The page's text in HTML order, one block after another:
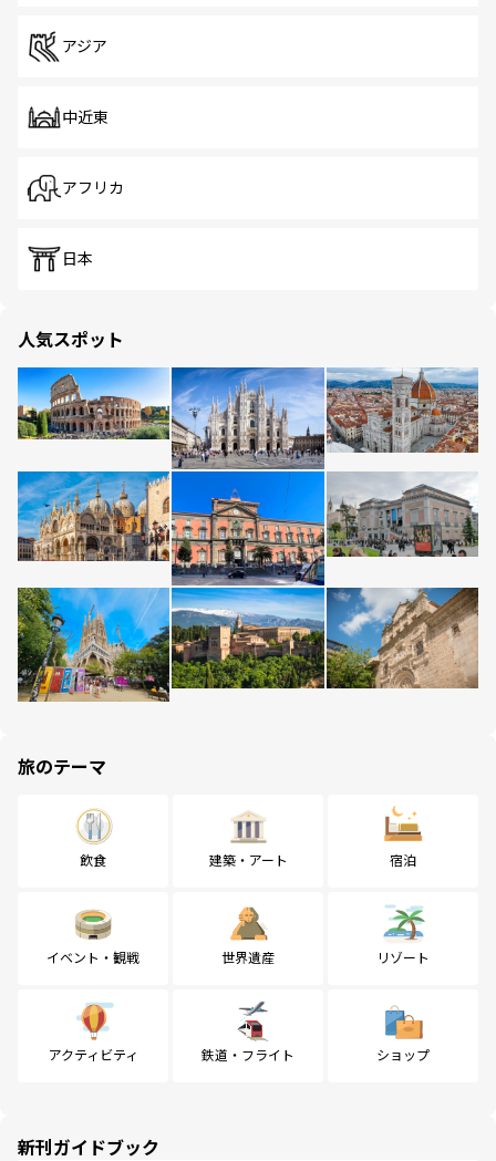
アジア
中近東
アフリカ
日本
人気スポット
旅のテーマ
飲食 建築・アート 宿泊
イベント・観戦 世界遺産 リゾート
アクティビティ 鉄道・フライト ショップ
新刊ガイドブック